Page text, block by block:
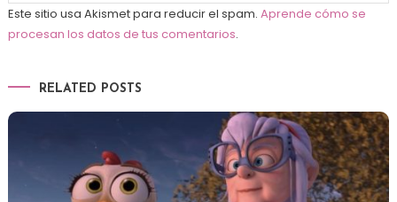
Este sitio usa Akismet para reducir el spam. Aprende cómo se
procesan los datos de tus comentarios.
RELATED POSTS